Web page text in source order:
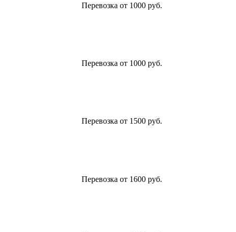
Перевозка от 1000 руб.
Перевозка от 1000 руб.
Перевозка от 1500 руб.
Перевозка от 1600 руб.